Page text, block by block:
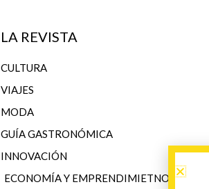
LA REVISTA
CULTURA
VIAJES
MODA
GUÍA GASTRONÓMICA
INNOVACIÓN
ECONOMÍA Y EMPRENDIMIETNO